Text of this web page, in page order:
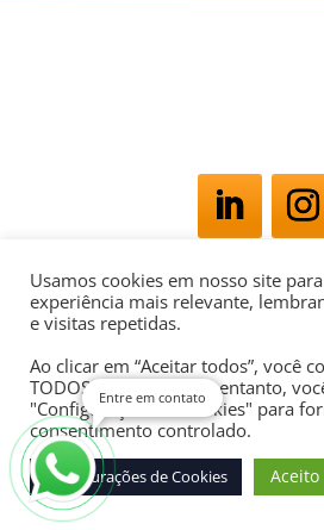
Av. Rio Branco, 181 - Centro,
Desenvolvido por Agência
Usamos cookies em nosso site
experiência mais relevante,
e visitas repetidas.
Ao clicar em “Aceitar todos”, você
TODOS os cookies. No entanto,
"Configurações de cookies" para
consentimento controlado.
Configurações de Cookies Aceito
Entre em contato